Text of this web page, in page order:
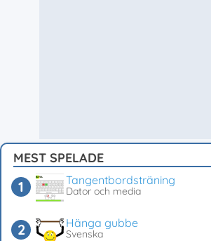
MEST SPELADE
Tangentbordsträning
Dator och media
Hänga gubbe
Svenska